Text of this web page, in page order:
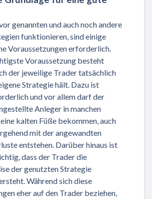
genannten und auch noch andere
funktionieren, sind einige
Voraussetzungen erforderlich.
Voraussetzung besteht
der jeweilige Trader tatsächlich
Strategie hält. Dazu ist
und vor allem darf der
Anleger in manchen
kalten Füße bekommen, auch
mit der angewandten
entstehen. Darüber hinaus ist
dass der Trader die
der genutzten Strategie
Während sich diese
eher auf den Trader beziehen,